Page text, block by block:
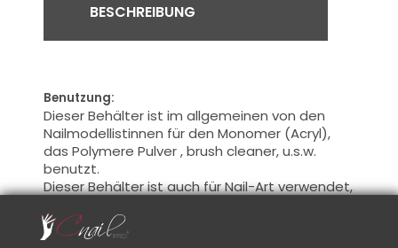
BESCHREIBUNG
Benutzung:
Dieser Behälter ist im allgemeinen von den
Nailmodellistinnen für den Monomer (Acryl),
das Polymere Pulver , brush cleaner, u.s.w.
benutzt.
Dieser Behälter istauchfürNail-Artverwendet,
reinigung von